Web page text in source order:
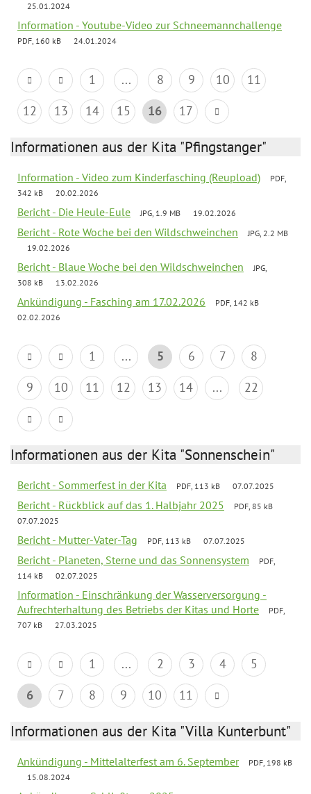
25.01.2024
Information - Youtube-Video zur Schneemannchallenge
PDF, 160 kB 24.01.2024
1 ... 8 9 10
11
12
13 14 15 16 17
Informationen aus der Kita "Pfingstanger"
Information - Video zum Kinderfasching (Reupload)
PDF,
342 kB
20.02.2026
Bericht - Die Heule-Eule JPG, 1.9 MB 19.02.2026
Bericht - Rote Woche bei den Wildschweinchen
JPG, 2.2 MB
19.02.2026
Bericht - Blaue Woche bei den Wildschweinchen
JPG,
308 kB
13.02.2026
Ankündigung - Fasching am 17.02.2026
PDF, 142 kB
02.02.2026
1 ... 5 6 7
8
9
10 11 12 13 14 ... 22
Informationen aus der Kita "Sonnenschein"
Bericht - Sommerfest in der Kita PDF, 113 kB 07.07.2025
Bericht - Rückblick auf das 1. Halbjahr 2025
PDF, 85 kB
07.07.2025
Bericht - Mutter-Vater-Tag PDF, 113 kB 07.07.2025
Bericht - Planeten, Sterne und das Sonnensystem
PDF,
114 kB
02.07.2025
Information - Einschränkung der Wasserversorgung -
Aufrechterhaltung des Betriebs der Kitas und Horte
PDF,
707 kB
27.03.2025
1 ... 2 3 4
5
6
7 8 9 10 11
Informationen aus der Kita "Villa Kunterbunt"
Ankündigung - Mittelalterfest am 6. September
PDF, 198 kB
15.08.2024